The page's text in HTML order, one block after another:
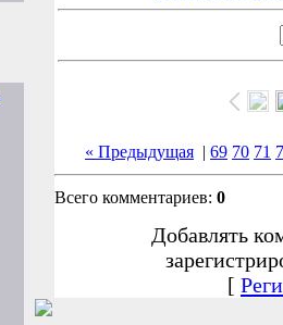
« Предыдущая | 69 70 71
Всего комментариев: 0
Добавлять
[